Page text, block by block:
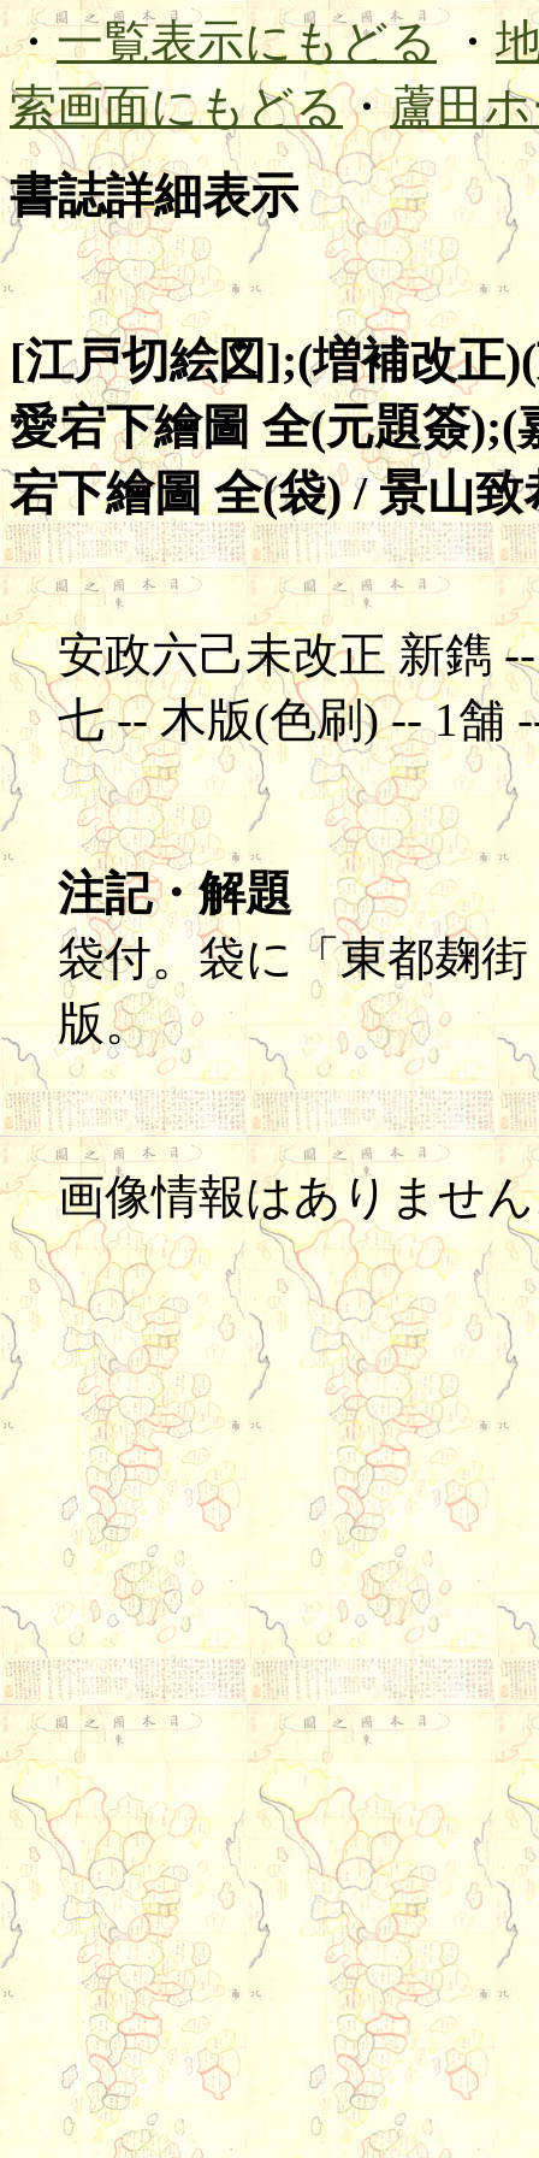
・一覧表示にもどる・
索画面にもどる・蘆田
書誌詳細表示
[江戸切絵図];(増補改正
愛宕下繪圖 全(元題簽
宕下繪圖 全(袋) / 景山致
安政六己未改正 新鐫
七 -- 木版(色刷) -- 1舗
注記・解題
袋付。袋に「東都麹
版。
画像情報はありませ